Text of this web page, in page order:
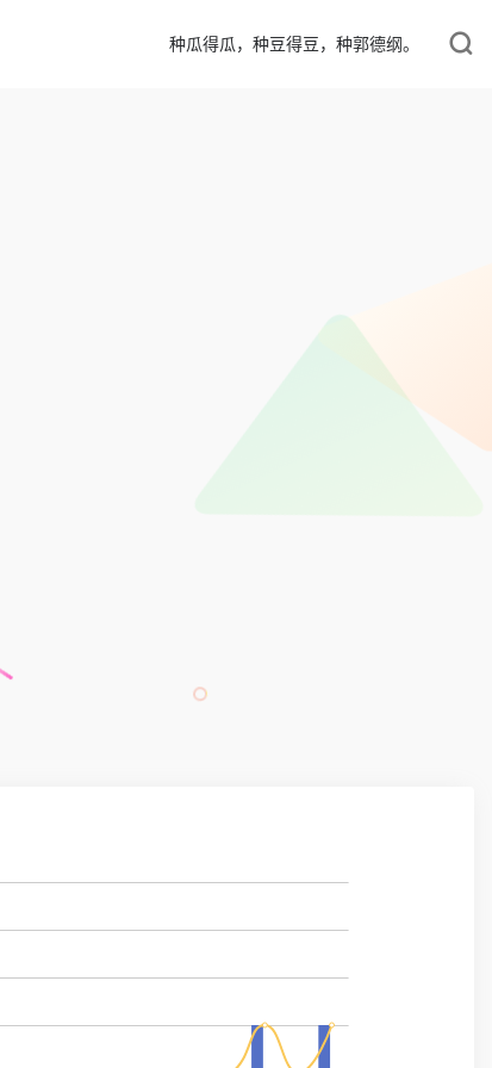
种瓜得瓜，种豆得豆，种郭德纲。